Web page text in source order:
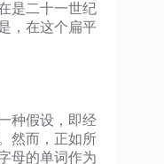
是二十一世纪
，在这个扁平
种假设，即经
然而，正如所
母的单词作为